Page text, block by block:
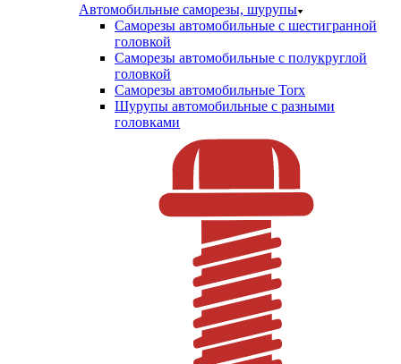
Автомобильные саморезы, шурупы
Саморезы автомобильные с шестигранной
головкой
Саморезы автомобильные с полукруглой
головкой
Саморезы автомобильные Torx
Шурупы автомобильные с разными
головками